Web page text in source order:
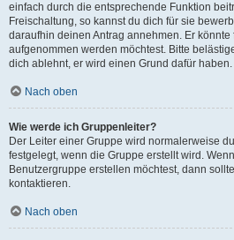
einfach durch die entsprechende Funktion
Freischaltung, so kannst du dich für sie
daraufhin deinen Antrag annehmen. Er
aufgenommen werden möchtest. Bitte
dich ablehnt, er wird einen Grund dafür haben.
Nach oben
Wie werde ich Gruppenleiter?
Der Leiter einer Gruppe wird normalerweise
festgelegt, wenn die Gruppe erstellt wird.
Benutzergruppe erstellen möchtest, dann
kontaktieren.
Nach oben